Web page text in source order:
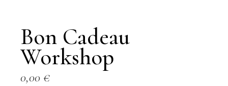
Bon Cadeau
Workshop
0,00 €